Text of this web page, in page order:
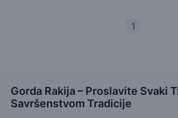
1
Gorda Rakija – Proslavite Svaki
Savršenstvom Tradicije